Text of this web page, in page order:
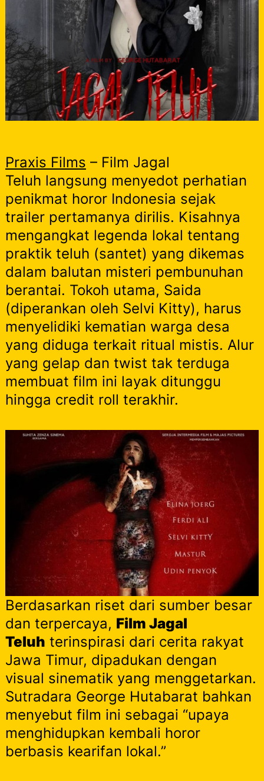
Praxis Films – Film Jagal
Teluh langsung menyedot perhatian
penikmat horor Indonesia sejak
trailer pertamanya dirilis. Kisahnya
mengangkat legenda lokal tentang
praktik teluh (santet) yang dikemas
dalam balutan misteri pembunuhan
berantai. Tokoh utama, Saida
(diperankan oleh Selvi Kitty), harus
menyelidiki kematian warga desa
yang diduga terkait ritual mistis. Alur
yang gelap dan twist tak terduga
membuat film ini layak ditunggu
hingga credit roll terakhir.
Berdasarkan riset dari sumber besar
dan terpercaya, Film Jagal
Teluh terinspirasi dari cerita rakyat
Jawa Timur, dipadukan dengan
visual sinematik yang menggetarkan.
Sutradara George Hutabarat bahkan
menyebut film ini sebagai “upaya
menghidupkan kembali horor
berbasis kearifan lokal.”